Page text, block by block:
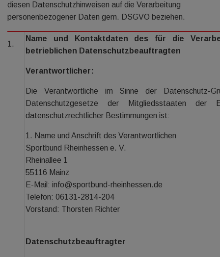
diesen Datenschutzhinweisen auf die Verarbeitung
personenbezogener Daten gem. DSGVO beziehen.
1.
Name und Kontaktdaten des für die
betrieblichen Datenschutzbeauftragten
Verantwortlicher:
Die Verantwortliche im Sinne der Datenschutz-
Datenschutzgesetze der Mitgliedsstaaten der
datenschutzrechtlicher Bestimmungen ist:
1. Name und Anschrift des Verantwortlichen
Sportbund Rheinhessen e. V.
Rheinallee 1
55116 Mainz
E-Mail: info@sportbund-rheinhessen.de
Telefon: 06131-2814-204
Vorstand: Thorsten Richter
Datenschutzbeauftragter